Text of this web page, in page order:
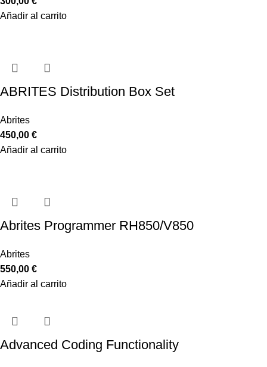
Añadir al carrito
ABRITES Distribution Box Set
Abrites
450,00 €
Añadir al carrito
Abrites Programmer RH850/V850
Abrites
550,00 €
Añadir al carrito
Advanced Coding Functionality